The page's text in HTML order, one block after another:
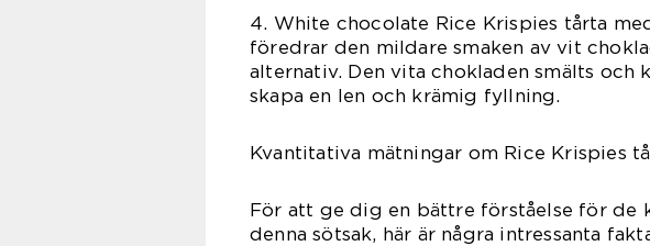
4. White chocolate Rice Krispies tårta
föredrar den mildare smaken av vit
alternativ. Den vita chokladen smälts och
skapa en len och krämig fyllning.
Kvantitativa mätningar om Rice Krispies
För att ge dig en bättre förståelse för de
denna sötsak, här är några intressanta